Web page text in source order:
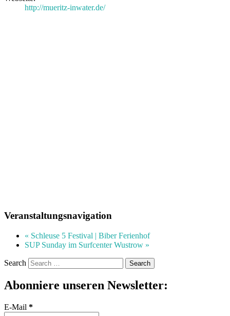
http://mueritz-inwater.de/
Veranstaltungsnavigation
« Schleuse 5 Festival | Biber Ferienhof
SUP Sunday im Surfcenter Wustrow »
Search
Abonniere unseren Newsletter:
E-Mail *